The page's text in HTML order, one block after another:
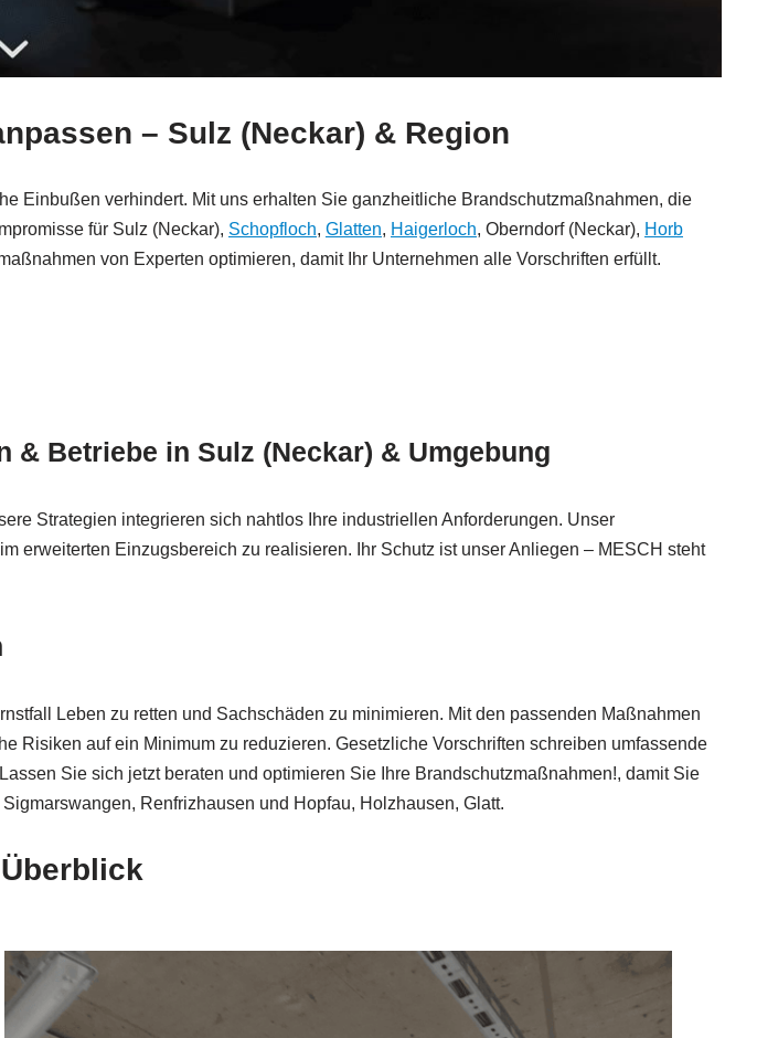
– Sulz (Neckar) & Region
Einbußen verhindert. Mit uns erhalten Sie ganzheitliche Brandschutzmaßnahmen, die
für Sulz (Neckar), Schopfloch, Glatten, Haigerloch, Oberndorf (Neckar), Horb
von Experten optimieren, damit Ihr Unternehmen alle Vorschriften erfüllt.
Betriebe in Sulz (Neckar) & Umgebung
Strategien integrieren sich nahtlos Ihre industriellen Anforderungen. Unser
erweiterten Einzugsbereich zu realisieren. Ihr Schutz ist unser Anliegen – MESCH steht
Leben zu retten und Sachschäden zu minimieren. Mit den passenden Maßnahmen
Risiken auf ein Minimum zu reduzieren. Gesetzliche Vorschriften schreiben umfassende
Sie sich jetzt beraten und optimieren Sie Ihre Brandschutzmaßnahmen!, damit Sie
Renfrizhausen und Hopfau, Holzhausen, Glatt.